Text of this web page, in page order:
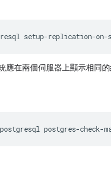
setup-replication-on-
應在兩個伺服器上顯示相同
postgres-check-